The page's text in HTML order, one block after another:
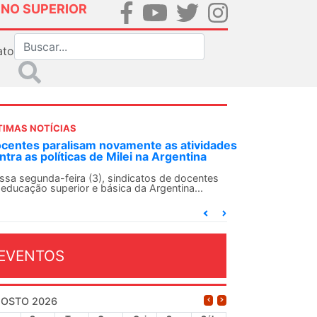
SUPERIOR
NOTÍCIAS
ANDES-SN convoca docentes para Dia de
Solidariedade Internacionalista com Cuba em
O ANDES-SN conclama suas seções sindicais e o
2026